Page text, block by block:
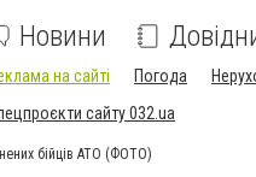
Новини
на сайті Погода
сайту 032.ua
бійців АТО (ФОТО)